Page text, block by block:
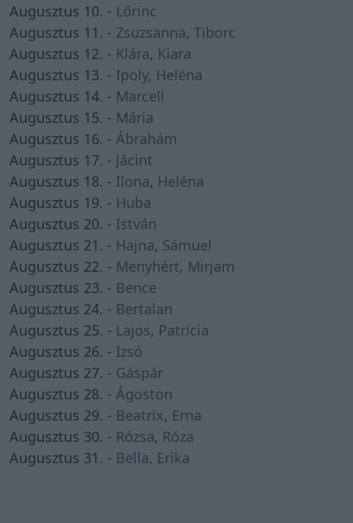
Augusztus 10. - Lőrinc
Augusztus 11. - Zsuzsanna, Tiborc
Augusztus 12. - Klára, Kiara
Augusztus 13. - Ipoly, Heléna
Augusztus 14. - Marcell
Augusztus 15. - Mária
Augusztus 16. - Ábrahám
Augusztus 17. - Jácint
Augusztus 18. - Ilona, Heléna
Augusztus 19. - Huba
Augusztus 20. - István
Augusztus 21. - Hajna, Sámuel
Augusztus 22. - Menyhért, Mirjam
Augusztus 23. - Bence
Augusztus 24. - Bertalan
Augusztus 25. - Lajos, Patrícia
Augusztus 26. - Izsó
Augusztus 27. - Gáspár
Augusztus 28. - Ágoston
Augusztus 29. - Beatrix, Erna
Augusztus 30. - Rózsa, Róza
Augusztus 31. - Bella, Erika